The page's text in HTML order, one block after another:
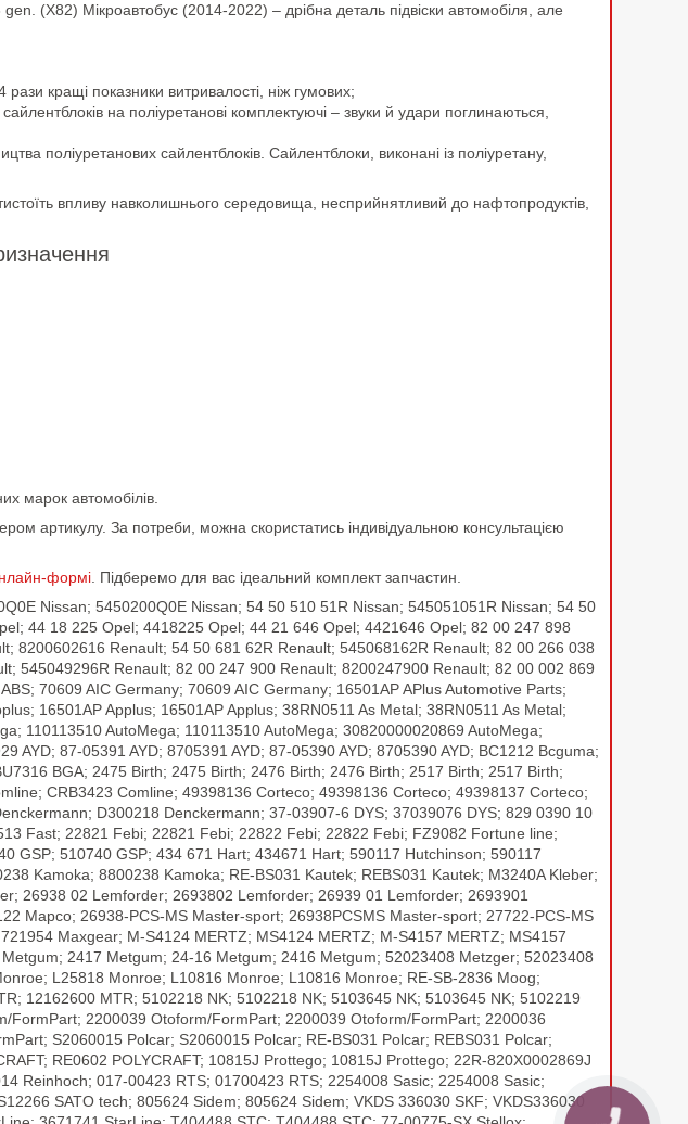
(X82) Мікроавтобус (2014-2022) – дрібна деталь підвіски автомобіля, але
кращі показники витривалості, ніж гумових;
на поліуретанові комплектуючі – звуки й удари поглинаються,
поліуретанових сайлентблоків. Сайлентблоки, виконані із поліуретану,
впливу навколишнього середовища, несприйнятливий до нафтопродуктів,
марок автомобілів.
артикулу. За потреби, можна скористатись індивідуальною консультацією
формі. Підберемо для вас ідеальний комплект запчастин.
Nissan; 5450200Q0E Nissan; 54 50 510 51R Nissan; 545051051R Nissan; 54 50
44 18 225 Opel; 4418225 Opel; 44 21 646 Opel; 4421646 Opel; 82 00 247 898
8200602616 Renault; 54 50 681 62R Renault; 545068162R Renault; 82 00 266 038
545049296R Renault; 82 00 247 900 Renault; 8200247900 Renault; 82 00 002 869
70609 AIC Germany; 70609 AIC Germany; 16501AP APlus Automotive Parts;
16501AP Applus; 16501AP Applus; 38RN0511 As Metal; 38RN0511 As Metal;
110113510 AutoMega; 110113510 AutoMega; 30820000020869 AutoMega;
87-05391 AYD; 8705391 AYD; 87-05390 AYD; 8705390 AYD; BC1212 Bcguma;
BGA; 2475 Birth; 2475 Birth; 2476 Birth; 2476 Birth; 2517 Birth; 2517 Birth;
CRB3423 Comline; 49398136 Corteco; 49398136 Corteco; 49398137 Corteco;
D300218 Denckermann; 37-03907-6 DYS; 37039076 DYS; 829 0390 10
Fast; 22821 Febi; 22821 Febi; 22822 Febi; 22822 Febi; FZ9082 Fortune line;
GSP; 510740 GSP; 434 671 Hart; 434671 Hart; 590117 Hutchinson; 590117
Kamoka; 8800238 Kamoka; RE-BS031 Kautek; REBS031 Kautek; M3240A Kleber;
26938 02 Lemforder; 2693802 Lemforder; 26939 01 Lemforder; 2693901
Mapco; 26938-PCS-MS Master-sport; 26938PCSMS Master-sport; 27722-PCS-MS
Maxgear; M-S4124 MERTZ; MS4124 MERTZ; M-S4157 MERTZ; MS4157
2417 Metgum; 24-16 Metgum; 2416 Metgum; 52023408 Metzger; 52023408
L25818 Monroe; L10816 Monroe; L10816 Monroe; RE-SB-2836 Moog;
12162600 MTR; 5102218 NK; 5102218 NK; 5103645 NK; 5103645 NK; 5102219
2200039 Otoform/FormPart; 2200039 Otoform/FormPart; 2200036
S2060015 Polcar; S2060015 Polcar; RE-BS031 Polcar; REBS031 Polcar;
RE0602 POLYCRAFT; 10815J Prottego; 10815J Prottego; 22R-820X0002869J
Reinhoch; 017-00423 RTS; 01700423 RTS; 2254008 Sasic; 2254008 Sasic;
SATO tech; 805624 Sidem; 805624 Sidem; VKDS 336030 SKF; VKDS336030